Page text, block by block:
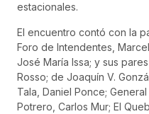
estacionales.
El encuentro contó con la
Foro de Intendentes,
José María Issa; y sus
Rosso; de Joaquín V.
Tala, Daniel Ponce;
Potrero, Carlos Mur; El